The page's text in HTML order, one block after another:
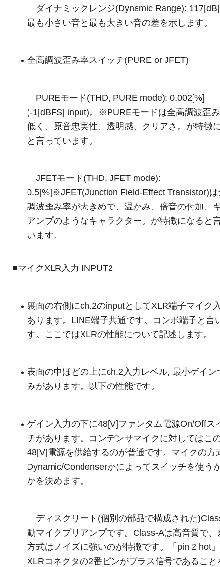
ダイナミックレンジ(Dynamic Range):
最も小さい音と最も大きい音の差を示します。
全高調波歪み率スイッチ(PURE or JFET)
PUREモード(THD, PURE mode): 0.002[%]
(-1[dBFS] input)。※PUREモードは全高調波歪
低く、原音忠実性、透明感、クリアさ。が特徴
と言っています。
JFETモード(THD, JFET mode):
0.5[%]※JFET(Junction Field-Effect Transistor)は
調波歪み率が大きめで、温かみ、倍音の付加、
アンプのようなキャラクター。が特徴になると
います。
■マイクXLR入力 INPUT2
裏面の右側にch.2のinputとしてXLR端子マイク
あります。LINE端子共通です。コンボ端子と言
す。ここではXLRの性能について記述します。
表面の中ほどの上にch.2入力レベル, 最小ゲイン
みがあります。以下の性能です。
ゲイン入力の下に48[V]ファンタム電源On/Offス
チがあります。コンデンサマイクに対してはこ
48[V]電源を供給するのが普通です。マイクの方
Dynamic/Condenserかによってスイッチを使う
かを決めます。
ディスクリート(個別の部品で構成された
動マイクプリアンプです。Class-Aは高音質で、
方式はノイズに強いのが特徴です。「pin 2 hot
XLRコネクタの2番ピンがプラス信号であること